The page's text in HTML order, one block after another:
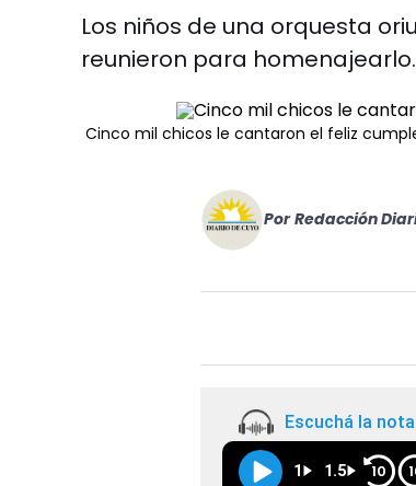
Los niños de una orquesta
reunieron para homenajearlo.
Cinco mil chicos le cantaron el feliz
Por Redacción
Escuchá la
1 1.5 10